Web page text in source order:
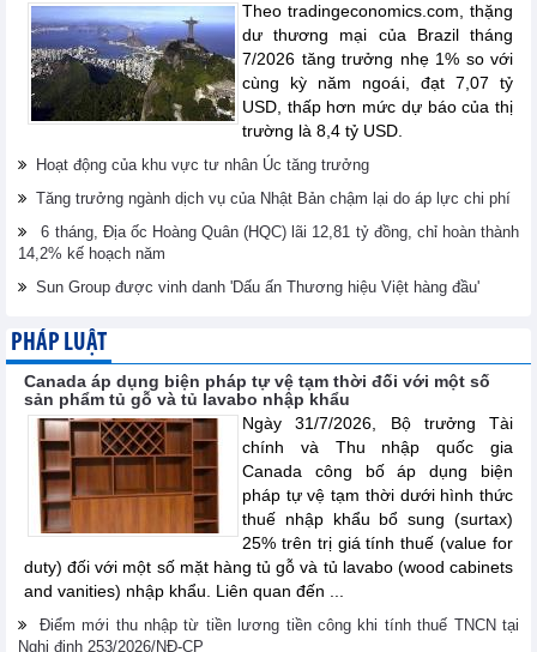
Theo tradingeconomics.com, thặng
dư thương mại của Brazil tháng
7/2026 tăng trưởng nhẹ 1% so với
cùng kỳ năm ngoái, đạt 7,07 tỷ
USD, thấp hơn mức dự báo của thị
trường là 8,4 tỷ USD.
Hoạt động của khu vực tư nhân Úc tăng trưởng
Tăng trưởng ngành dịch vụ của Nhật Bản chậm lại do áp lực chi phí
6 tháng, Địa ốc Hoàng Quân (HQC) lãi 12,81 tỷ đồng, chỉ hoàn thành
14,2% kế hoạch năm
Sun Group được vinh danh 'Dấu ấn Thương hiệu Việt hàng đầu'
PHÁP LUẬT
Canada áp dụng biện pháp tự vệ tạm thời đối với một số
sản phẩm tủ gỗ và tủ lavabo nhập khẩu
Ngày 31/7/2026, Bộ trưởng Tài
chính và Thu nhập quốc gia
Canada công bố áp dụng biện
pháp tự vệ tạm thời dưới hình thức
thuế nhập khẩu bổ sung (surtax)
25% trên trị giá tính thuế (value for
duty) đối với một số mặt hàng tủ gỗ và tủ lavabo (wood cabinets
and vanities) nhập khẩu. Liên quan đến ...
Điểm mới thu nhập từ tiền lương tiền công khi tính thuế TNCN tại
Nghị định 253/2026/NĐ-CP